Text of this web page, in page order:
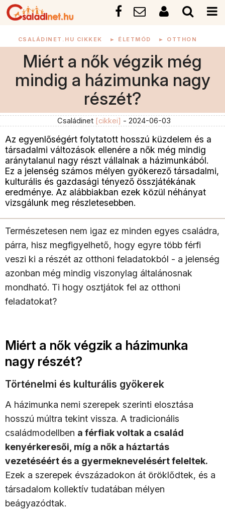
CSALÁDINET.HU CIKKEK ► ÉLETMÓD ► OTTHON
Miért a nők végzik még
mindig a házimunka nagy
részét?
Családinet [cikkei] - 2024-06-03
Az egyenlőségért folytatott hosszú küzdelem és a
társadalmi változások ellenére a nők még mindig
aránytalanul nagy részt vállalnak a házimunkából.
Ez a jelenség számos mélyen gyökerező társadalmi,
kulturális és gazdasági tényező összjátékának
eredménye. Az alábbiakban ezek közül néhányat
vizsgálunk meg részletesebben.
Természetesen nem igaz ez minden egyes családra,
párra, hisz megfigyelhető, hogy egyre több férfi
veszi ki a részét az otthoni feladatokból - a jelenség
azonban még mindig viszonylag általánosnak
mondható. Ti hogy osztjátok fel az otthoni
feladatokat?
Miért a nők végzik a házimunka
nagy részét?
Történelmi és kulturális gyökerek
A házimunka nemi szerepek szerinti elosztása
hosszú múltra tekint vissza. A tradicionális
családmodellben a férfiak voltak a család
kenyérkeresői, míg a nők a háztartás
vezetéséért és a gyermeknevelésért feleltek.
Ezek a szerepek évszázadokon át öröklődtek, és a
társadalom kollektív tudatában mélyen
beágyazódtak.